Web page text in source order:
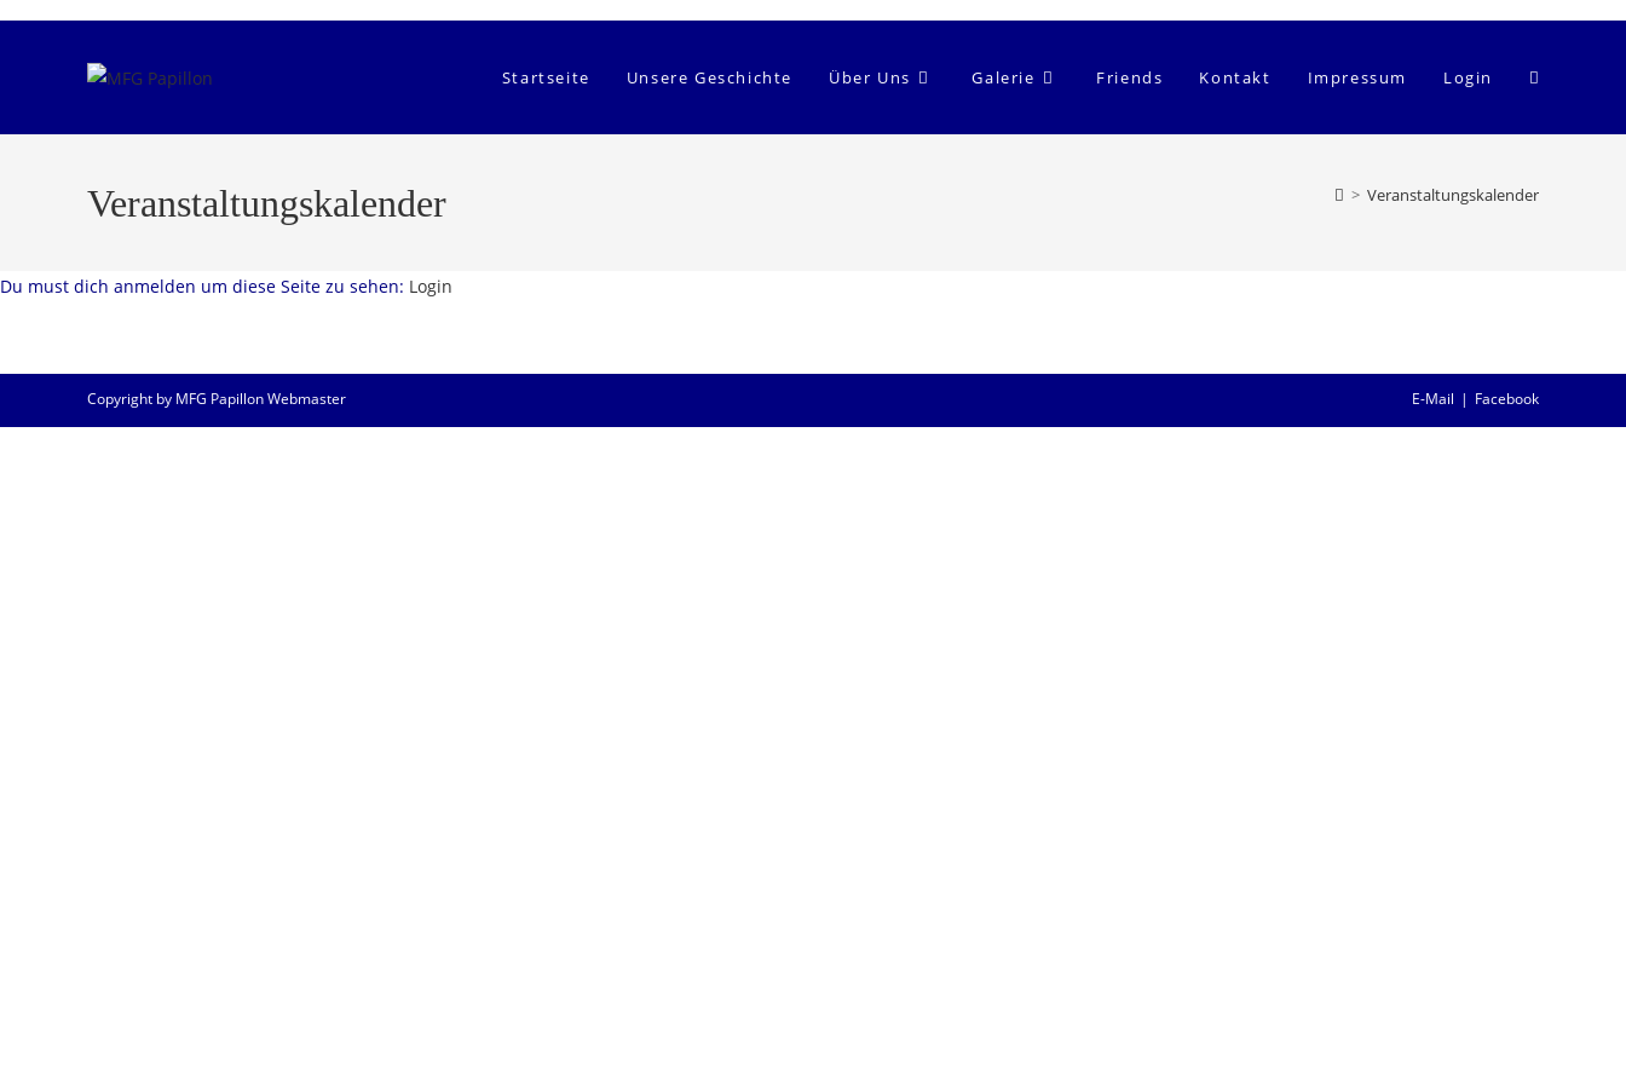
Startseite Unsere Geschichte Über Uns Galerie Friends Kontakt Impressum Login Website-
Veranstaltungskalender > Veranstaltungskalender
Du must dich anmelden um diese Seite zu sehen: Login
E-Mail Facebook
Copyright by MFG Papillon Webmaster